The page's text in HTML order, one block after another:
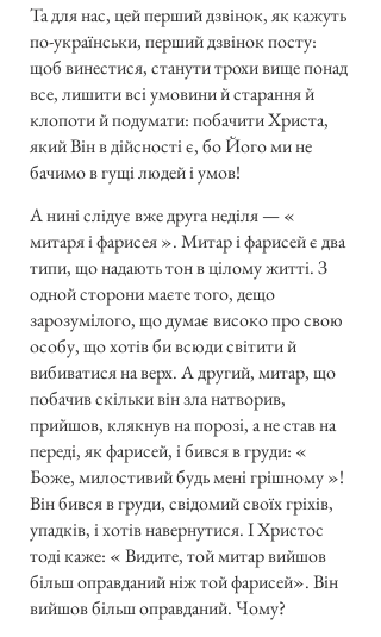
Та для нас, цей перший дзвінок, як кажуть
по-українськи, перший дзвінок посту:
щоб винестися, станути трохи вище понад
все, лишити всі умовини й старання й
клопоти й подумати: побачити Христа,
який Він в дійсності є, бо Його ми не
бачимо в гущі людей і умов!
А нині слідує вже друга неділя — «
митаря і фарисея ». Митар і фарисей є два
типи, що надають тон в цілому житті. З
одной сторони маєте того, дещо
зарозумілого, що думає високо про свою
особу, що хотів би всюди світити й
вибиватися на верх. А другий, митар, що
побачив скільки він зла натворив,
прийшов, клякнув на порозі, а не став на
переді, як фарисей, і бився в груди: «
Боже, милостивий будь мені грішному »!
Він бився в груди, свідомий своїх гріхів,
упадків, і хотів навернутися. І Христос
тоді каже: « Видите, той митар вийшов
більш оправданий ніж той фарисей». Він
вийшов більш оправданий. Чому?